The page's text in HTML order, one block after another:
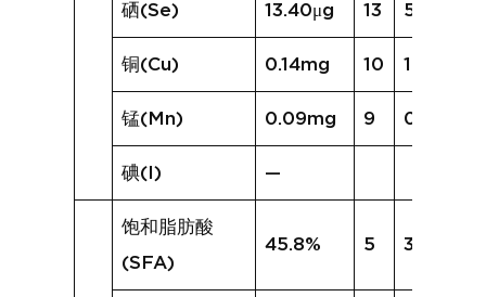
硒(Se) 13.40μg 13 55.72μg
铜(Cu) 0.14mg 10 1.28mg
锰(Mn) 0.09mg 9 0.35mg
碘(I) —
饱和脂肪酸
(SFA)
45.8% 5 31.4%